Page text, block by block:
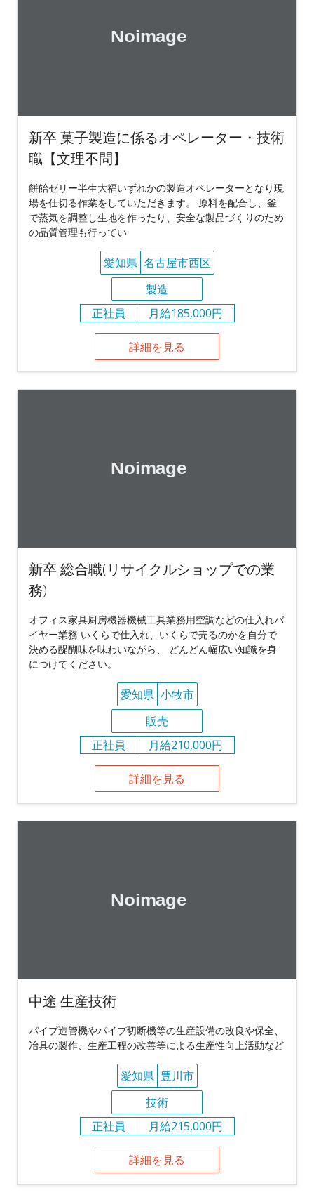
新卒 菓子製造に係るオペレーター・技術
職【文理不問】
餅飴ゼリー半生大福いずれかの製造オペレーターとなり現
場を仕切る作業をしていただきます。 原料を配合し、釜
で蒸気を調整し生地を作ったり、安全な製品づくりのため
の品質管理も行ってい
愛知県 名古屋市西区
製造
正社員
月給185,000円
詳細を見る
新卒 総合職(リサイクルショップでの業
務)
オフィス家具厨房機器機械工具業務用空調などの仕入れバ
イヤー業務 いくらで仕入れ、いくらで売るのかを自分で
決める醍醐味を味わいながら、 どんどん幅広い知識を身
につけてください。
愛知県 小牧市
販売
正社員
月給210,000円
詳細を見る
中途 生産技術
パイプ造管機やパイプ切断機等の生産設備の改良や保全、
冶具の製作、生産工程の改善等による生産性向上活動など
愛知県 豊川市
技術
正社員
月給215,000円
詳細を見る